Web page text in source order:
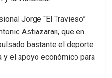
Jorge “El Travieso”
Astiazaran, que en
bastante el deporte
el apoyo económico para